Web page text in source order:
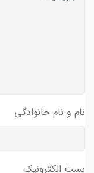
نام و نام خانوادگی
پست الکترونیک